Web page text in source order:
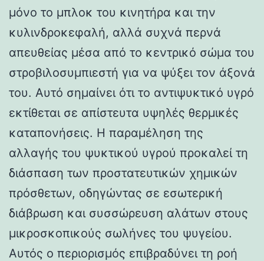
μόνο το μπλοκ του κινητήρα και την
κυλινδροκεφαλή, αλλά συχνά περνά
απευθείας μέσα από το κεντρικό σώμα του
στροβιλοσυμπιεστή για να ψύξει τον άξονά
του. Αυτό σημαίνει ότι το αντιψυκτικό υγρό
εκτίθεται σε απίστευτα υψηλές θερμικές
καταπονήσεις. Η παραμέληση της
αλλαγής του ψυκτικού υγρού προκαλεί τη
διάσπαση των προστατευτικών χημικών
πρόσθετων, οδηγώντας σε εσωτερική
διάβρωση και συσσώρευση αλάτων στους
μικροσκοπικούς σωλήνες του ψυγείου.
Αυτός ο περιορισμός επιβραδύνει τη ροή